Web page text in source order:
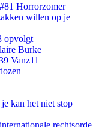
Horrorzomer
willen op je
opvolgt
Burke
Vanz11
kan het niet stop
rechtsorde